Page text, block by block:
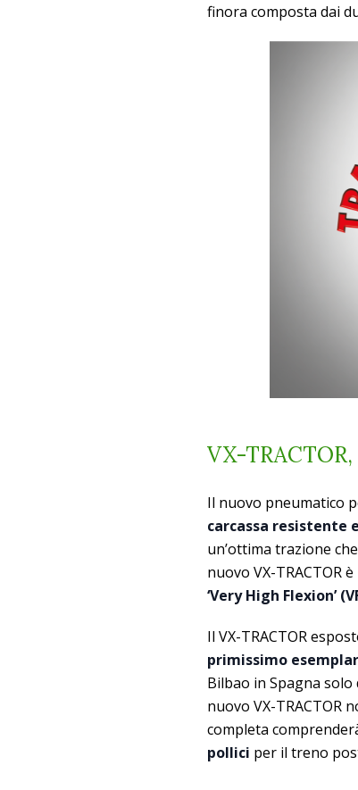
finora composta dai
VX-
Il nuovo pneumatico
carcassa resistente
un’ottima trazione
nuovo VX-TRACTOR
‘Very High Flexion’
Il VX-TRACTOR
primissimo
Bilbao in Spagna
nuovo VX-TRACTOR
completa
pollici per il treno